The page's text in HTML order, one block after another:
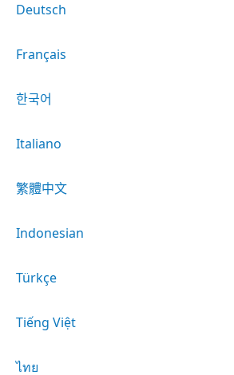
Deutsch
Français
한국어
Italiano
繁體中文
Indonesian
Türkçe
Tiếng Việt
ไทย